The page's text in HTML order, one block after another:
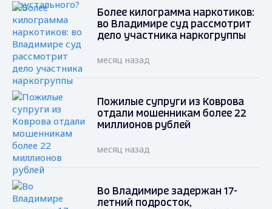
Более килограмма наркотиков:
во Владимире суд рассмотрит
дело участника наркогруппы
месяц назад
Пожилые супруги из Коврова
отдали мошенникам более 22
миллионов рублей
месяц назад
Во Владимире задержан 17-
летний подросток,